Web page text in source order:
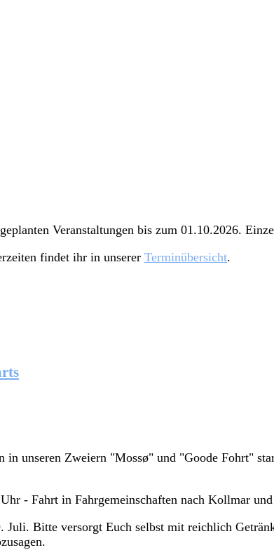
Veranstaltungen bis zum 01.10.2026.
findet ihr in unserer Terminübersicht.
in unseren Zweiern "Mossø" und "Goode Fohrt"
- Fahrt in Fahrgemeinschaften nach Kollmar
Bitte versorgt Euch selbst mit reichlich